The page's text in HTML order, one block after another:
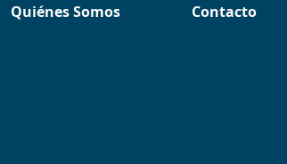
Quiénes Somos Contacto